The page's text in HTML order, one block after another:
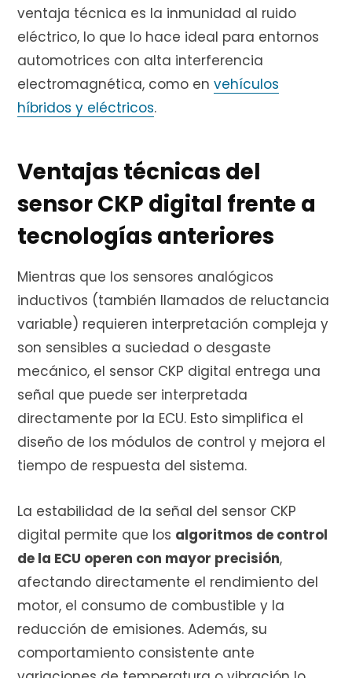
ventaja técnica es la inmunidad al ruido
eléctrico, lo que lo hace ideal para entornos
automotrices con alta interferencia
electromagnética, como en vehículos
híbridos y eléctricos.
Ventajas técnicas del
sensor CKP digital frente a
tecnologías anteriores
Mientras que los sensores analógicos
inductivos (también llamados de reluctancia
variable) requieren interpretación compleja y
son sensibles a suciedad o desgaste
mecánico, el sensor CKP digital entrega una
señal que puede ser interpretada
directamente por la ECU. Esto simplifica el
diseño de los módulos de control y mejora el
tiempo de respuesta del sistema.
La estabilidad de la señal del sensor CKP
digital permite que los algoritmos de control
de la ECU operen con mayor precisión,
afectando directamente el rendimiento del
motor, el consumo de combustible y la
reducción de emisiones. Además, su
comportamiento consistente ante